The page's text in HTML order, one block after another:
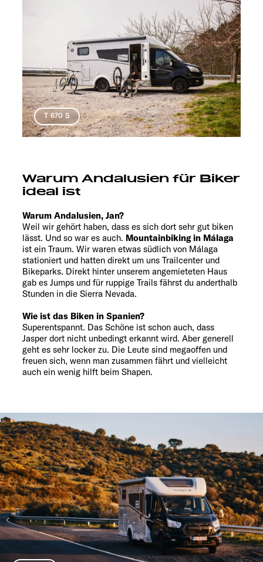
T 670 S
Warum Andalusien für Biker
ideal ist
Warum Andalusien, Jan?
Weil wir gehört haben, dass es sich dort sehr gut biken
lässt. Und so war es auch. Mountainbiking in Málaga
ist ein Traum. Wir waren etwas südlich von Málaga
stationiert und hatten direkt um uns Trailcenter und
Bikeparks. Direkt hinter unserem angemieteten Haus
gab es Jumps und für ruppige Trails fährst du anderthalb
Stunden in die Sierra Nevada.
Wie ist das Biken in Spanien?
Superentspannt. Das Schöne ist schon auch, dass
Jasper dort nicht unbedingt erkannt wird. Aber generell
geht es sehr locker zu. Die Leute sind megaoffen und
freuen sich, wenn man zusammen fährt und vielleicht
auch ein wenig hilft beim Shapen.